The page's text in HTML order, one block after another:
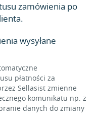
zamówienia po
wysyłane
płatności za
Sellasist zmienne
komunikatu np. z
danych do zmiany